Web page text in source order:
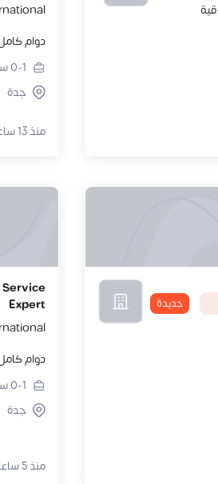
دوام
0-1
جدة
منذ 13 ساعة تقريباً
جديدة
Expert
دوام
0-1
جدة
منذ 5 ساعات تقريباً